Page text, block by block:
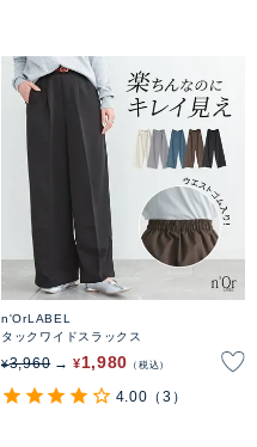
n'OrLABEL
タックワイドスラックス
¥3,960 ¥1,980 税込
4.00 （3）